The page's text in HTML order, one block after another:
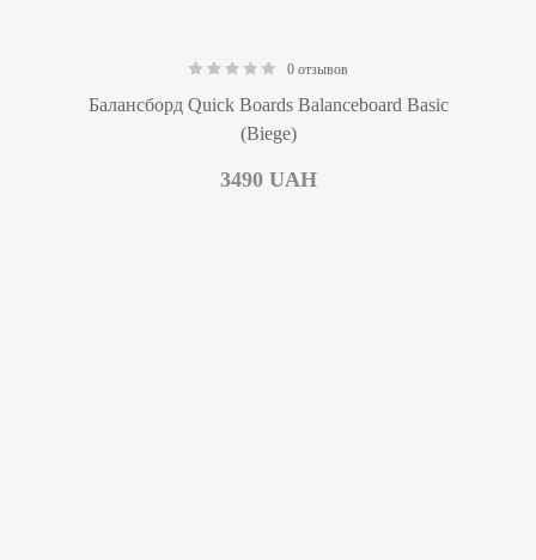
0 отзывов
Балансборд Quick Boards Balanceboard Basic
(Biege)
3490 UAH